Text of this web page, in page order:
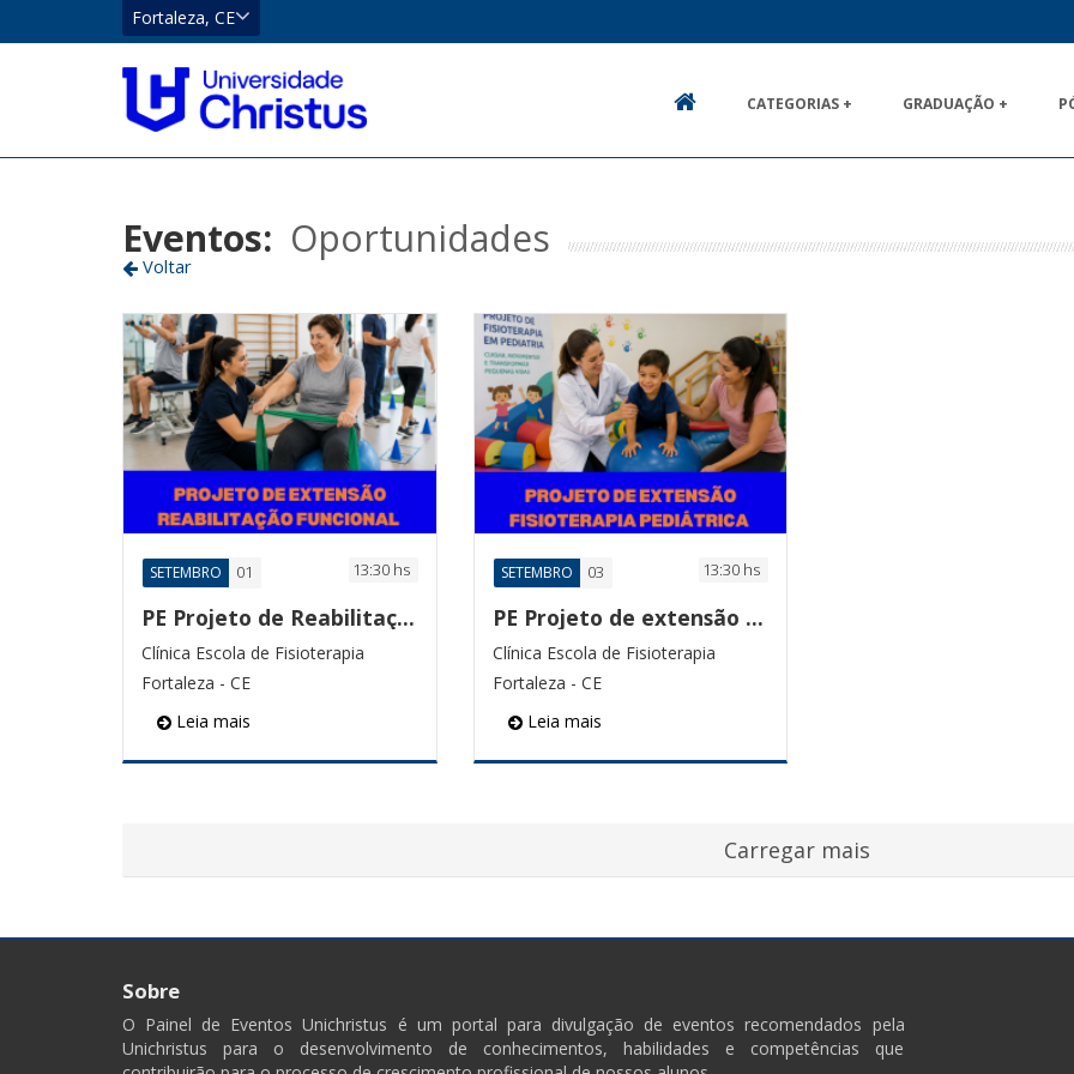
CE
Eusébio
Fortaleza
Fortaleza, CE
Localizar
CATEGORIAS + GRADUAÇÃO +
Eventos: Oportunidades
Voltar
SETEMBRO 01 13:30 hs
PE Projeto de Reabilitação Funcional
Clínica Escola de Fisioterapia
Fortaleza - CE
Leia mais
SETEMBRO 03 13:30 hs
PE Projeto de extensão Fisioterapia Pediátrica
Clínica Escola de Fisioterapia
Fortaleza - CE
Leia mais
Sobre
O Painel de Eventos Unichristus é um portal para divulgação de eventos recomendados pela
Unichristus para o desenvolvimento de conhecimentos, habilidades e competências que